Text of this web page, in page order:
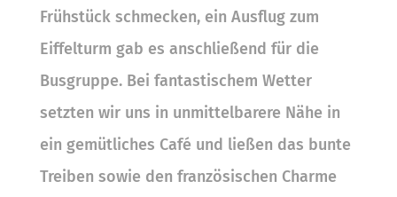
Frühstück schmecken, ein Ausflug zum
Eiffelturm gab es anschließend für die
Busgruppe. Bei fantastischem Wetter
setzten wir uns in unmittelbarere Nähe in
ein gemütliches Café und ließen das bunte
Treiben sowie den französischen Charme